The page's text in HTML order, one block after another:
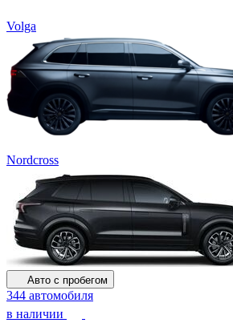
Volga
Nordcross
Авто с пробегом
344 автомобиля
в наличии